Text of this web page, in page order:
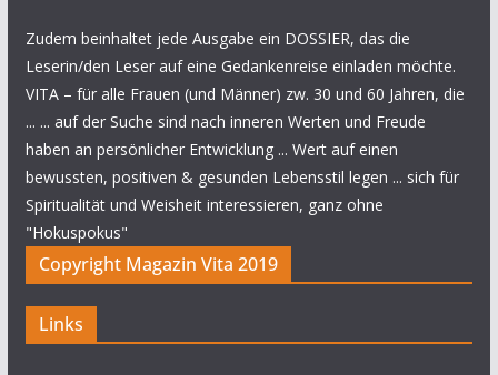
Zudem beinhaltet jede Ausgabe ein DOSSIER, das die
Leserin/den Leser auf eine Gedankenreise einladen möchte.
VITA – für alle Frauen (und Männer) zw. 30 und 60 Jahren, die
... ... auf der Suche sind nach inneren Werten und Freude
haben an persönlicher Entwicklung ... Wert auf einen
bewussten, positiven & gesunden Lebensstil legen ... sich für
Spiritualität und Weisheit interessieren, ganz ohne
"Hokuspokus"
Copyright Magazin Vita 2019
Links